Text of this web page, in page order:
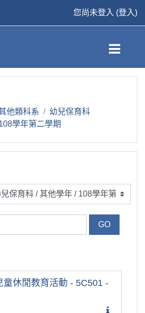
您尚未登入 (登入)
他類科系
幼兒保育科
學年第二學期
童休閒教育活動 - 5C501 -